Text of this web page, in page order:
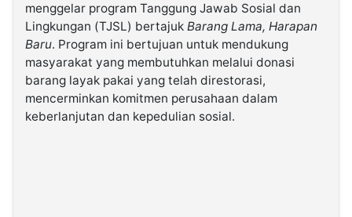
Kabarbaru.co
2026
Kabarbaru
Media
Holding
menggelar program Tanggung Jawab Sosial dan
Lingkungan (TJSL) bertajuk Barang Lama, Harapan
Baru. Program ini bertujuan untuk mendukung
masyarakat yang membutuhkan melalui donasi
barang layak pakai yang telah direstorasi,
mencerminkan komitmen perusahaan dalam
keberlanjutan dan kepedulian sosial.